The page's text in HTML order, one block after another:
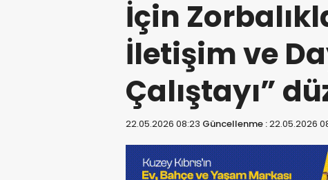
İçin
İletişim ve
Çalıştayı”
22.05.2026 08:23 Güncellenme :22.05.2026